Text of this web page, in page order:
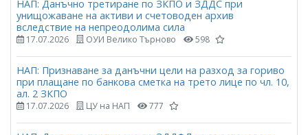
НАП: Данъчно третиране по ЗКПО и ЗДДС при
унищожаване на активи и счетоводен архив
вследствие на непреодолима сила
17.07.2026 ОУИ Велико Търново 598
НАП: Признаване за данъчни цели на разход за гориво
при плащане по банкова сметка на трето лице по чл. 10,
ал. 2 ЗКПО
17.07.2026 ЦУ на НАП 777